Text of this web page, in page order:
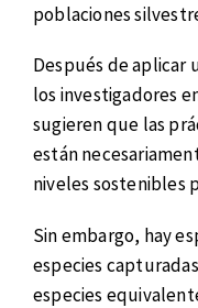
poblaciones
Después de aplicar
los investigadores
sugieren que las
están
niveles sostenibles
Sin embargo, hay
especies
especies